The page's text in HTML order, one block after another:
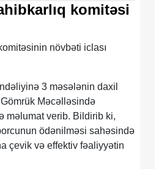
komitəsi
növbəti iclası
3 məsələnin daxil
Məcəlləsində
məlumat verib. Bildirib ki,
ödənilməsi sahəsində
çevik və effektiv fəaliyyətin